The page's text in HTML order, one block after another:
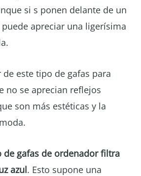
si s ponen delante de un
apreciar una ligerísima
de este tipo de gafas para
no se aprecian reflejos
son más estéticas y la
de gafas de ordenador filtra
azul. Esto supone una